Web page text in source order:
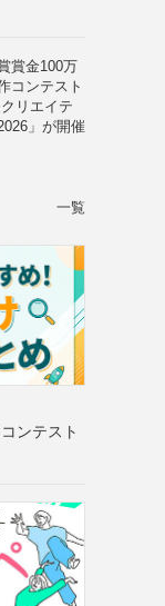
賞金100万
コンテスト
リエイテ
」が開催
一覧
ンテスト